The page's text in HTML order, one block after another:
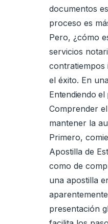
documentos
proceso es
Pero, ¿cómo
servicios
contratiempos
el éxito. En
Entendiendo
Comprender
mantener la
Primero,
Apostilla de
como de
una apostilla
presentación